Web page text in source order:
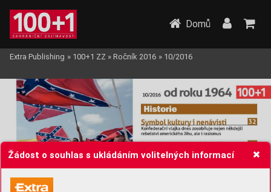
Žádost o souhlas s ukládáním volitelných informací
Domů
Extra Publishing » 100+1 ZZ » Ročník 2016 » 10/2016